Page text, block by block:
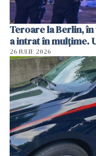
Teroare la Berlin,
a intrat în mulțime.
26 IULIE 2026